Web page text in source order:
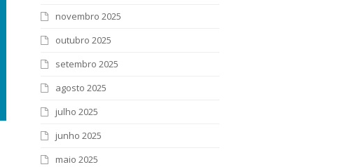
novembro 2025
outubro 2025
setembro 2025
agosto 2025
julho 2025
junho 2025
maio 2025